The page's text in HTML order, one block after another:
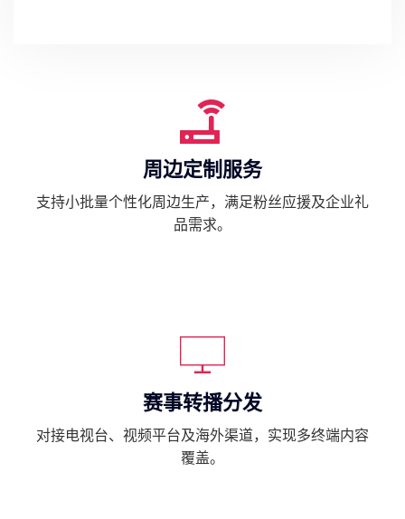
周边定制服务
支持小批量个性化周边生产，满足粉丝应援及企业礼
品需求。
赛事转播分发
对接电视台、视频平台及海外渠道，实现多终端内容
覆盖。